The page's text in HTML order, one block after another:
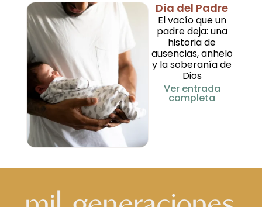
Día del Padre
El vacío que un
padre deja: una
historia de
ausencias, anhelo
y la soberanía de
Dios
Ver entrada
completa